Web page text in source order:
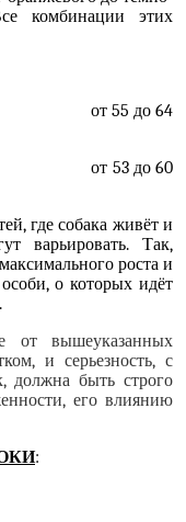
комбинации этих
от 55 до 64
до 60
где собака живёт и
варьировать. Так,
роста и
о которых идёт
от вышеуказанных
и серьезность, с
должна быть строго
его влиянию
: